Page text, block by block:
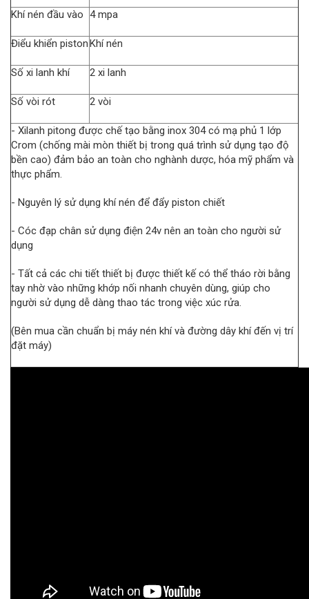
Khí nén đầu vào 4 mpa
Điểu khiển pistonKhí nén
Số xi lanh khí 2 xi lanh
Số vòi rót 2 vòi
- Xilanh pitong được chế tạo bằng inox 304 có mạ phủ 1 lớp
Crom (chống mài mòn thiết bị trong quá trình sử dụng tạo độ
bền cao) đảm bảo an toàn cho nghành dược, hóa mỹ phẩm và
thực phẩm.
- Nguyên lý sử dụng khí nén để đẩy piston chiết
- Cóc đạp chân sử dụng điện 24v nên an toàn cho người sử
dụng
- Tất cả các chi tiết thiết bị được thiết kế có thể tháo rời bằng
tay nhờ vào những khớp nối nhanh chuyên dùng, giúp cho
người sử dụng dễ dàng thao tác trong việc xúc rửa.
(Bên mua cần chuẩn bị máy nén khí và đường dây khí đến vị trí
đặt máy)